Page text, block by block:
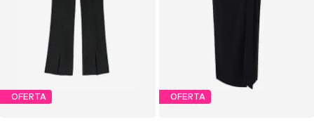
OFERTA OFERTA